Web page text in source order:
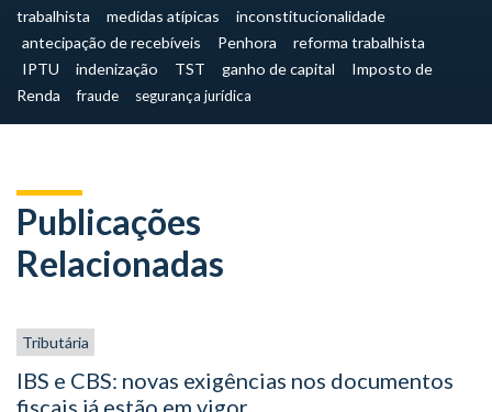
trabalhista
medidas atípicas
inconstitucionalidade
antecipação de recebíveis
Penhora
reforma trabalhista
IPTU
indenização TST ganho de capital
Imposto de
Renda
fraude segurança jurídica
Publicações
Relacionadas
Tributária
IBS e CBS: novas exigências nos documentos
fiscais já estão em vigor